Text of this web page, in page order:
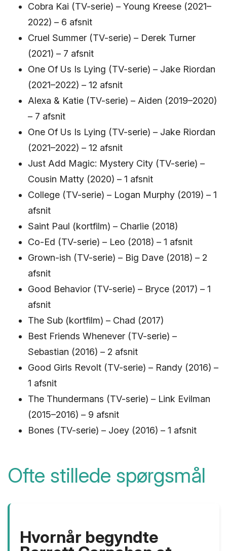
Cobra Kai (TV-serie) – Young Kreese (2021–
2022) – 6 afsnit
Cruel Summer (TV-serie) – Derek Turner
(2021) – 7 afsnit
One Of Us Is Lying (TV-serie) – Jake Riordan
(2021–2022) – 12 afsnit
Alexa & Katie (TV-serie) – Aiden (2019–2020)
– 7 afsnit
One Of Us Is Lying (TV-serie) – Jake Riordan
(2021–2022) – 12 afsnit
Just Add Magic: Mystery City (TV-serie) –
Cousin Matty (2020) – 1 afsnit
College (TV-serie) – Logan Murphy (2019) – 1
afsnit
Saint Paul (kortfilm) – Charlie (2018)
Co-Ed (TV-serie) – Leo (2018) – 1 afsnit
Grown-ish (TV-serie) – Big Dave (2018) – 2
afsnit
Good Behavior (TV-serie) – Bryce (2017) – 1
afsnit
The Sub (kortfilm) – Chad (2017)
Best Friends Whenever (TV-serie) –
Sebastian (2016) – 2 afsnit
Good Girls Revolt (TV-serie) – Randy (2016) –
1 afsnit
The Thundermans (TV-serie) – Link Evilman
(2015–2016) – 9 afsnit
Bones (TV-serie) – Joey (2016) – 1 afsnit
Ofte stillede spørgsmål
Hvornår begyndte